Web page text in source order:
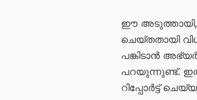
ഈ
ചെയ്തതായി
പങ്കിടാൻ
പറയുന്നുണ്ട്.
റിപ്പോർട്ട്